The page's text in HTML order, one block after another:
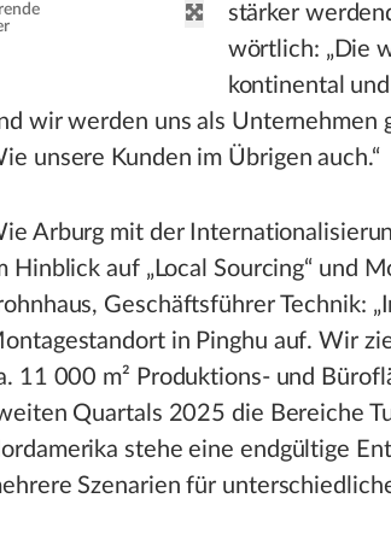
stärker
wörtlich: „Die
kontinental
wir werden uns als Unternehmen
unsere Kunden im Übrigen auch.“
Arburg mit der
Hinblick auf „Local Sourcing“ und
Geschäftsführer Technik:
in Pinghu auf. Wir
11 000 m² Produktions- und
Quartals 2025 die Bereiche
stehe eine endgültige
Szenarien für